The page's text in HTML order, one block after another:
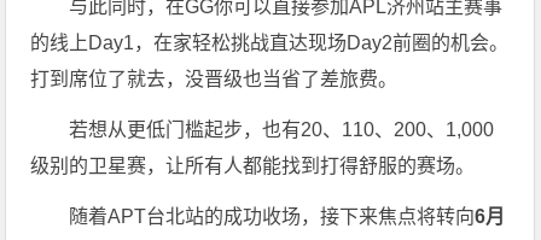
与此同时，在GG你可以直接参加APL济州站主赛事
的线上Day1，在家轻松挑战直达现场Day2前圈的机会。
打到席位了就去，没晋级也当省了差旅费。
若想从更低门槛起步，也有20、110、200、1,000
级别的卫星赛，让所有人都能找到打得舒服的赛场。
随着APT台北站的成功收场，接下来焦点将转向6月